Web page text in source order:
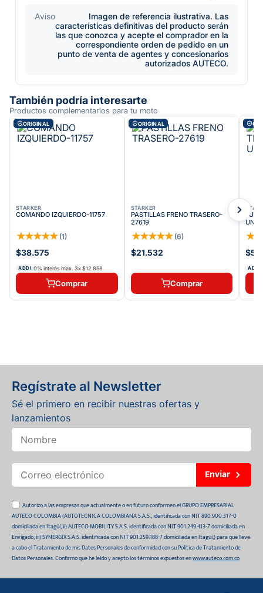
Aviso
Imagen de referencia ilustrativa. Las
características definitivas del producto serán
las que conozca y acepte el comprador en la
correspondiente orden de pedido en un
punto de venta de agentes y concesionarios
autorizados AUTECO.
También podría interesarte
Productos complementarios para tu moto
ORIGINAL
STARKER
COMANDO IZQUIERDO-11757
★★★★★ (1)
$38.575
ADDI 0% interés max. 3x$12.858
Comprar
ORIGINAL
STARKER
PASTILLAS FRENO TRASERO-
27619
★★★★★ (6)
$21.532
Comprar
★
ADDI
Regístrate al Newsletter
Sé el primero en recibir nuestras ofertas y
lanzamientos
Enviar
Autorizo a las empresas que actualmente o en futuro conformen el GRUPO EMPRESARIAL
AUTECO COLOMBIA (AUTOTECNICA COLOMBIANA S.A.S., identificada con NIT 890.900.317-0
domiciliada en Itagüí, ii) AUTECO MOBILITY S.A.S. identificada con NIT 901.249.413-7 domiciliada en
Envigado, iii) SYNERGIX S.A.S. identificada con NIT 901.259.188-7 domiciliada en Itagüí,) para que lleve
a cabo el Tratamiento de mis Datos Personales de conformidad con su Política de Tratamiento de
Datos Personales. Confirmo que he leído y acepto los términos expuestos enwww.auteco.com.co